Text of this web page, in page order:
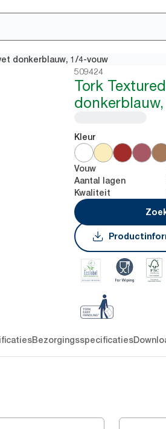
donkerblauw, 1/4-vouw
509424
Tork
Kleur
Vouw
Aantal lagen
Kwaliteit
Bezorgingsspecificaties